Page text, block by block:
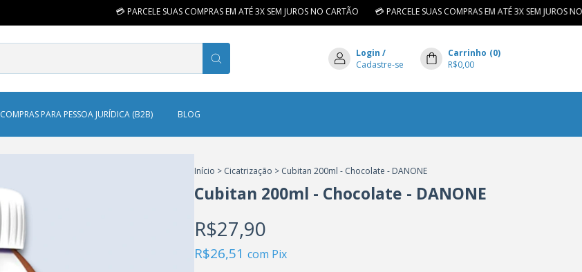
💳 PARCELE SUAS COMPRAS EM ATÉ 3X SEM JUROS NO CARTÃO 💳 PARCELE SUAS COMPRAS EM ATÉ 3X SEM JUROS NO
Login /
Cadastre-se
Carrinho (0)
R$0,00
COMPRAS PARA PESSOA JURÍDICA (B2B) BLOG
Início > Cicatrização > Cubitan 200ml - Chocolate - DANONE
Cubitan 200ml - Chocolate - DANONE
R$27,90
R$26,51 com Pix